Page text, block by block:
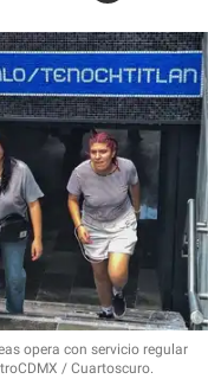
opera con servicio regular
/ Cuartoscuro.